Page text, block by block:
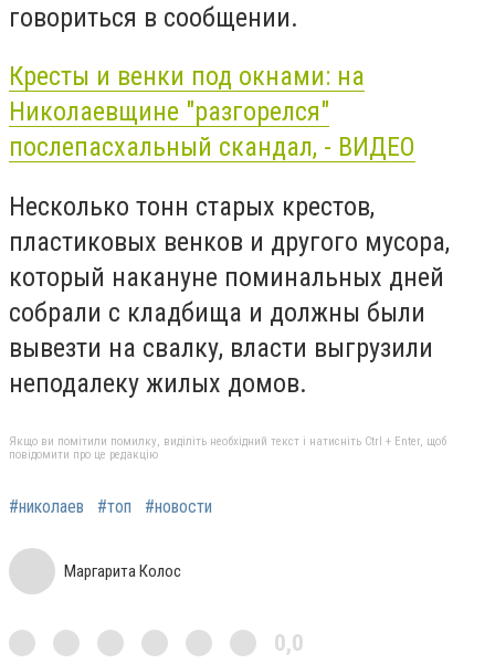
говориться в сообщении.
Кресты и венки под окнами: на
Николаевщине "разгорелся"
послепасхальный скандал, - ВИДЕО
Несколько тонн старых крестов,
пластиковых венков и другого мусора,
который накануне поминальных дней
собрали с кладбища и должны были
вывезти на свалку, власти выгрузили
неподалеку жилых домов.
Якщо ви помітили помилку, виділіть необхідний текст і натисніть Ctrl + Enter, щоб
повідомити про це редакцію
#николаев #топ #новости
Маргарита Колос
0,0